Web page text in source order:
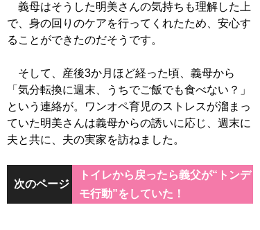
義母はそうした明美さんの気持ちも理解した上
で、身の回りのケアを行ってくれたため、安心す
ることができたのだそうです。
そして、産後3か月ほど経った頃、義母から
「気分転換に週末、うちでご飯でも食べない？」
という連絡が。ワンオペ育児のストレスが溜まっ
ていた明美さんは義母からの誘いに応じ、週末に
夫と共に、夫の実家を訪ねました。
次のページ
トイレから戻ったら義父が“トンデ
モ行動”をしていた！